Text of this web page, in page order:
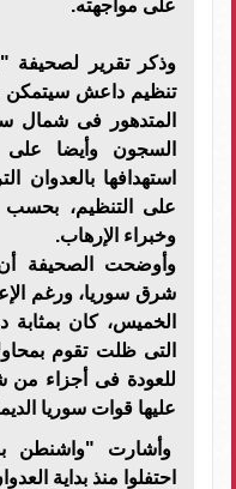
على مواجهته.
وذكر تقرير لصحيفة
تنظيم داعش سيتمكن
المتدهور فى شمال
السجون وأيضا على
استهدافها
على التنظيم، بحسب
وخبراء الإرهاب.
وأوضحت الصحيفة
شرق سوريا، ورغم
الخميس، كان بمثابة
التى ظلت تقوم
للعودة فى أجزاء
عليها قوات سوريا
وأشارت "واشنطن
احتفلوا منذ بداية